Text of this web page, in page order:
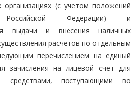
организациях (с учетом положений
Российской Федерации) и
выдачи и внесения наличных
расчетов по отдельным
перечислением на единый
зачисления на лицевой счет для
средствами, поступающими во